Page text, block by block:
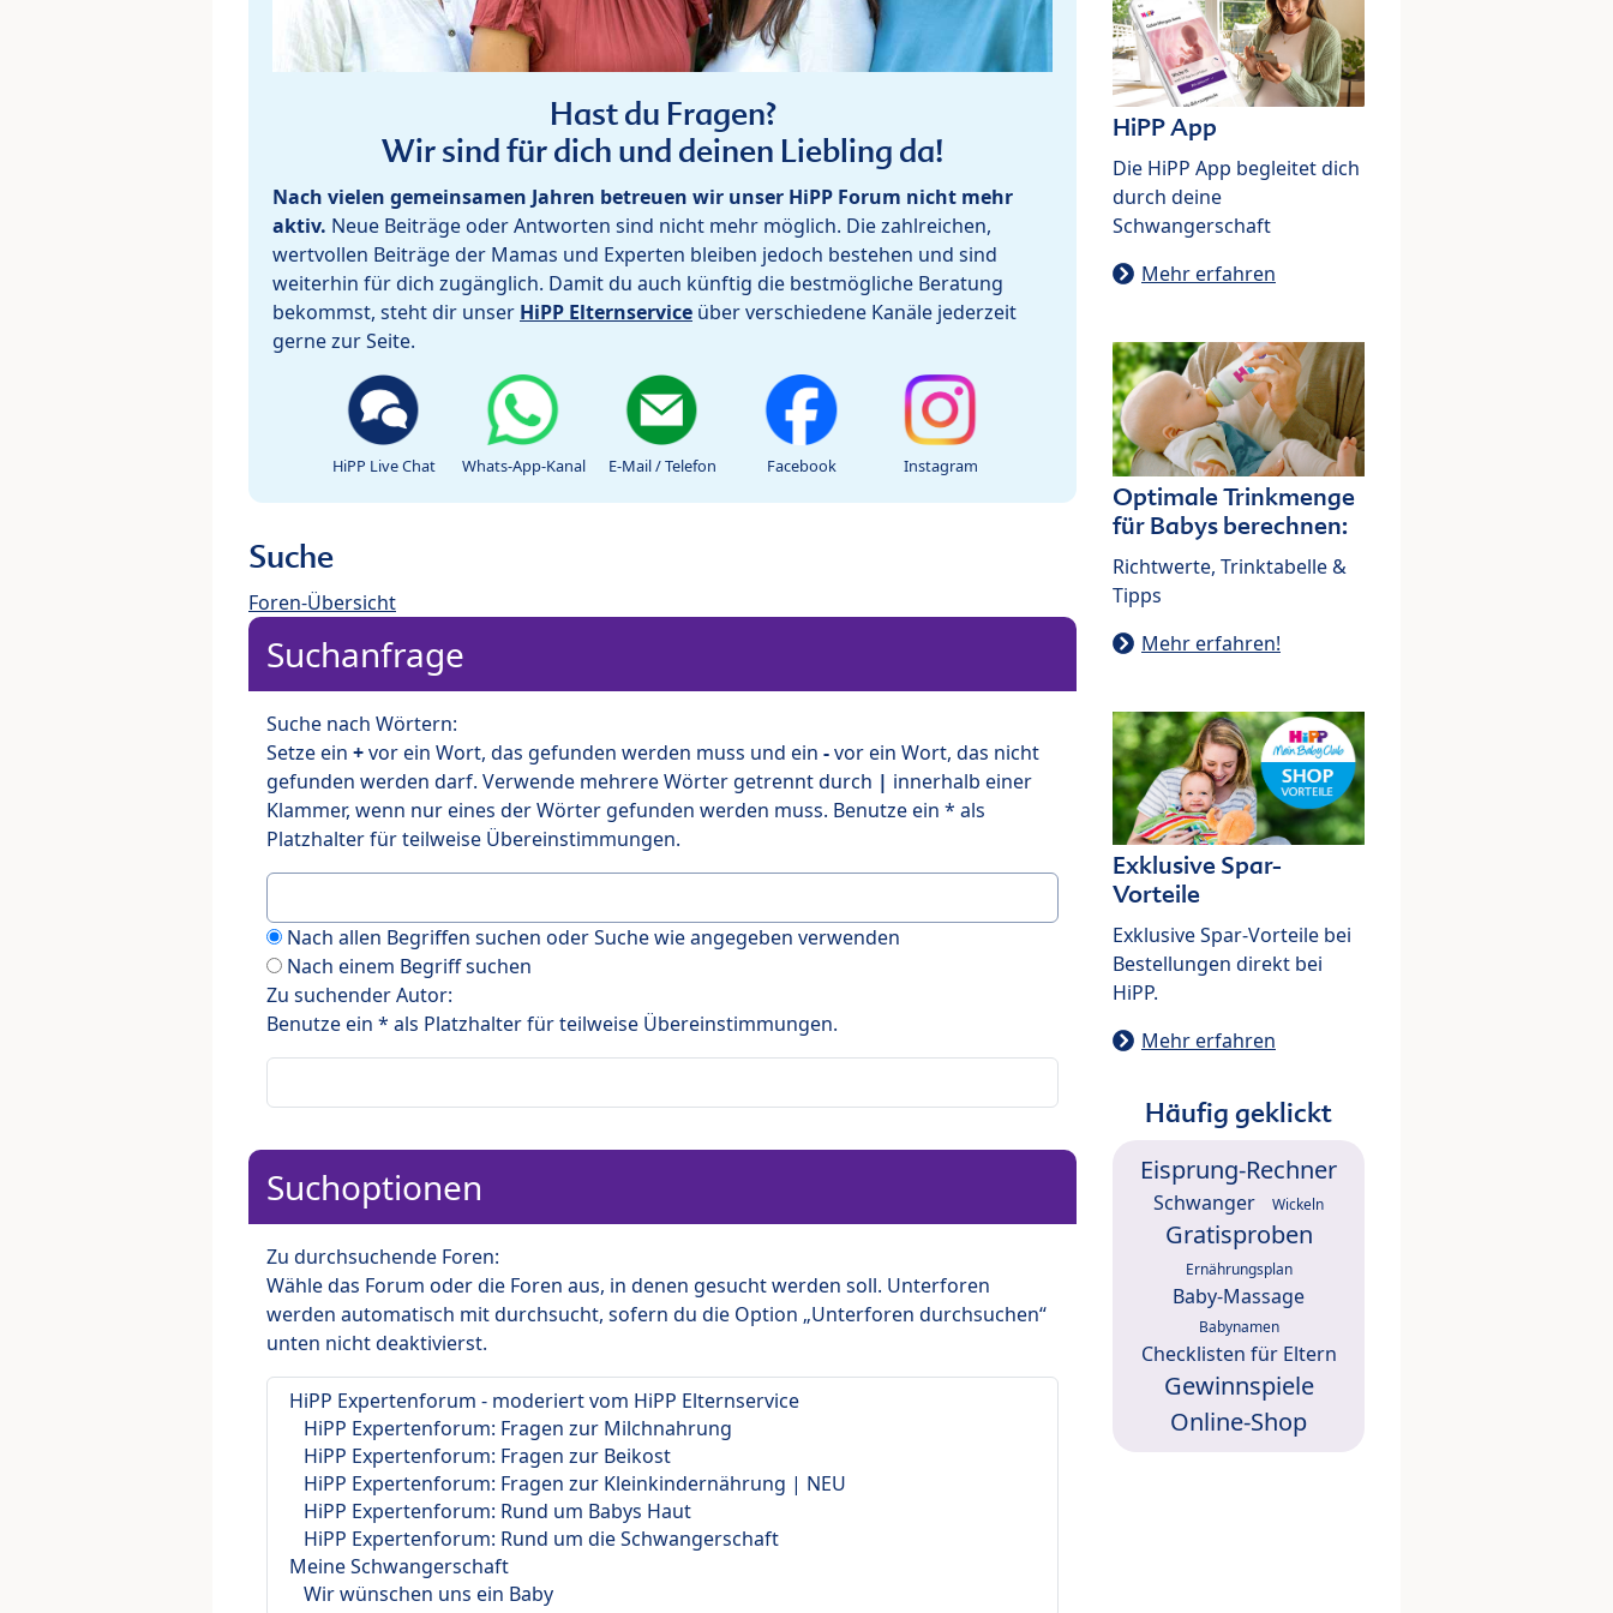
Hast du Fragen?
Wir sind für dich und deinen Liebling da!
Nach vielen gemeinsamen Jahren betreuen wir unser HiPP Forum nicht mehr
aktiv. Neue Beiträge oder Antworten sind nicht mehr möglich. Die zahlreichen,
wertvollen Beiträge der Mamas und Experten bleiben jedoch bestehen und sind
weiterhin für dich zugänglich. Damit du auch künftig die bestmögliche Beratung
bekommst, steht dir unser HiPP Elternservice über verschiedene Kanäle jederzeit
gerne zur Seite.
HiPP Live Chat Whats-App-Kanal E-Mail / Telefon Facebook Instagram
Suche
Foren-Übersicht
Suchanfrage
Suche nach Wörtern:
Setze ein +vor ein Wort, das gefunden werden muss und ein -vor ein Wort, das nicht
gefunden werden darf. Verwende mehrere Wörter getrennt durch | innerhalb einer
Klammer, wenn nur eines der Wörter gefunden werden muss. Benutze ein * als
Platzhalter für teilweise Übereinstimmungen.
Nach allen Begriffen suchen oder Suche wie angegeben verwenden
Nach einem Begriff suchen
Zu suchender Autor:
Benutze ein * als Platzhalter für teilweise Übereinstimmungen.
Suchoptionen
Zu durchsuchende Foren:
Wähle das Forum oder die Foren aus, in denen gesucht werden soll. Unterforen
werden automatisch mit durchsucht, sofern du die Option „Unterforen durchsuchen“
unten nicht deaktivierst.
HiPP App
Die HiPP App begleitet dich
durch deine
Schwangerschaft
Mehr erfahren
Optimale Trinkmenge
für Babys berechnen:
Richtwerte, Trinktabelle &
Tipps
Mehr erfahren!
Exklusive Spar-
Vorteile
Exklusive Spar-Vorteile bei
Bestellungen direkt bei
HiPP.
Mehr erfahren
Häufig geklickt
Eisprung-Rechner
Schwanger Wickeln
Gratisproben
Ernährungsplan
Baby-Massage
Babynamen
Checklisten für Eltern
Gewinnspiele
Online-Shop